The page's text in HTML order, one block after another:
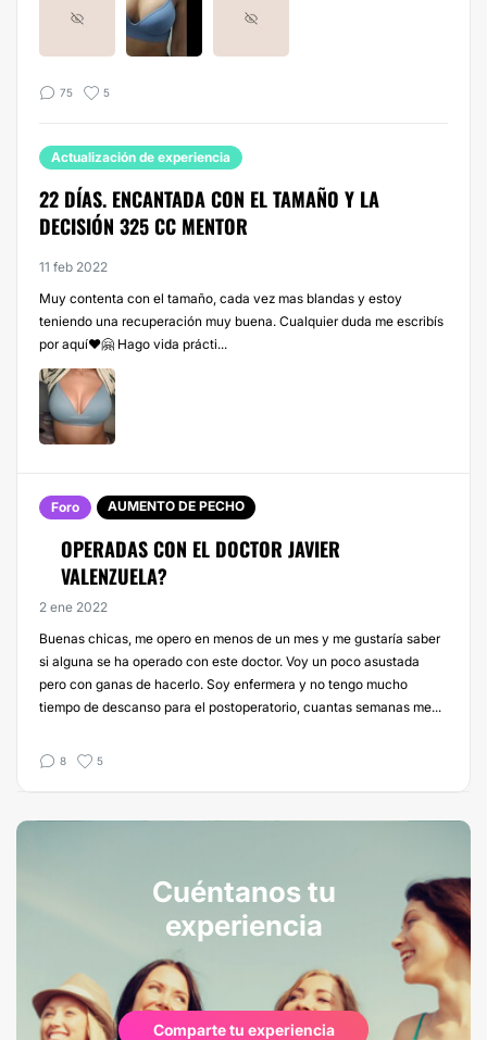
75 5
Actualización de experiencia
22 DÍAS. ENCANTADA CON EL TAMAÑO Y LA
DECISIÓN 325 CC MENTOR
11 feb 2022
Muy contenta con el tamaño, cada vez mas blandas y estoy
teniendo una recuperación muy buena. Cualquier duda me escribís
por aquí♥️🤗 Hago vida prácti...
Foro AUMENTO DE PECHO
OPERADAS CON EL DOCTOR JAVIER
VALENZUELA?
2 ene 2022
Buenas chicas, me opero en menos de un mes y me gustaría saber
si alguna se ha operado con este doctor. Voy un poco asustada
pero con ganas de hacerlo. Soy enfermera y no tengo mucho
tiempo de descanso para el postoperatorio, cuantas semanas me...
8 5
Cuéntanos tu
experiencia
Comparte tu experiencia